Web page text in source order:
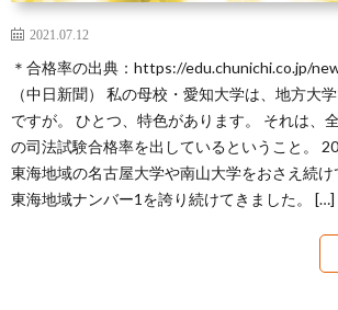
2021.07.12
＊合格率の出典：https://edu.chunichi.co.jp/
（中日新聞） 私の母校・愛知大学は、地方大
ですが。 ひとつ、特色があります。 それは、
の司法試験合格率を出しているということ。
東海地域の名古屋大学や南山大学をおさえ続け
東海地域ナンバー1を誇り続けてきました。 […]